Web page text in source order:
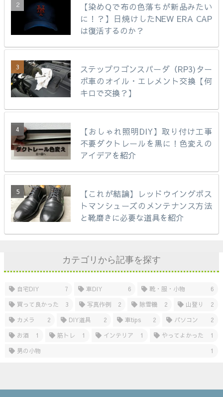
【染めQで布の色落ちが新品みたい
に！？】日焼けしたNEW ERA CAP
は復活するのか？
ステップワゴンスパーダ（RP3)ター
ボ車のオイル・エレメント交換【何
キロで交換？】
【おしゃれ照明DIY】取り付け工事
不要ダクトレールを黒に！色変えの
アイデアを紹介
【これが結論】レッドウイングポス
トマンシューズのメンテナンス方法
と靴磨きに必要な道具を紹介
カテゴリから記事を探す
自宅DIY 7 車DIY 6 靴・服・小物
6
買って良かった
3 写真作例 2 除雪機 2 山登り
2
カメラ
2 DIY道具 2 車tips 2 パソコン
2
お酒
1 筋トレ 1 インテリア 1 やってよかった
1
男の小物
1